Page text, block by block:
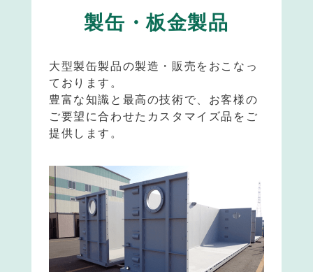
製缶・板金製品
大型製缶製品の製造・販売をおこなっ
ております。
豊富な知識と最高の技術で、お客様の
ご要望に合わせたカスタマイズ品をご
提供します。